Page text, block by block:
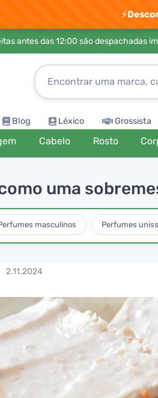
⚡
antes das 12:00 são despachadas
Blog Léxico Grossista
Cabelo Rosto
uma
masculinos Perfumes
2.11.2024